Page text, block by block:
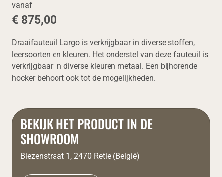
vanaf
€ 875,00
Draaifauteuil Largo is verkrijgbaar in diverse stoffen,
leersoorten en kleuren. Het onderstel van deze fauteuil is
verkrijgbaar in diverse kleuren metaal. Een bijhorende
hocker behoort ook tot de mogelijkheden.
BEKIJK HET PRODUCT IN DE
SHOWROOM
Biezenstraat 1, 2470 Retie (België)